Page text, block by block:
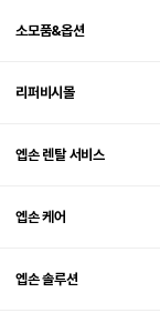
소모품&옵션
리퍼비시몰
엡손 렌탈 서비스
엡손 케어
엡손 솔루션